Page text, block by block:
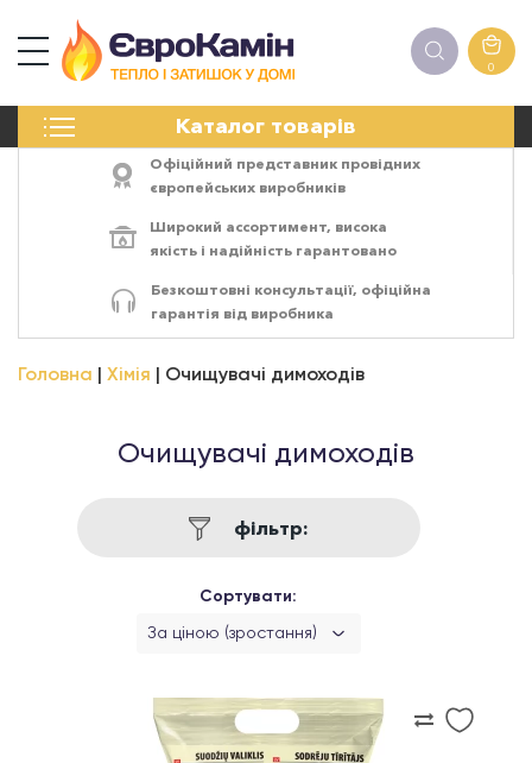
0
Каталог товарів
ПЕЧІ
ЕЛЕКТРОКАМІНИ
АКСЕСУАРИ
Офіційний представник провідних
європейських виробників
Широкий ассортимент, висока
якість і надійність гарантовано
Безкоштовні консультації, офіційна
гарантія від виробника
Головна Хімія Очищувачі димоходів
Очищувачі димоходів
фільтр:
Сортувати:
За ціною (зростання)